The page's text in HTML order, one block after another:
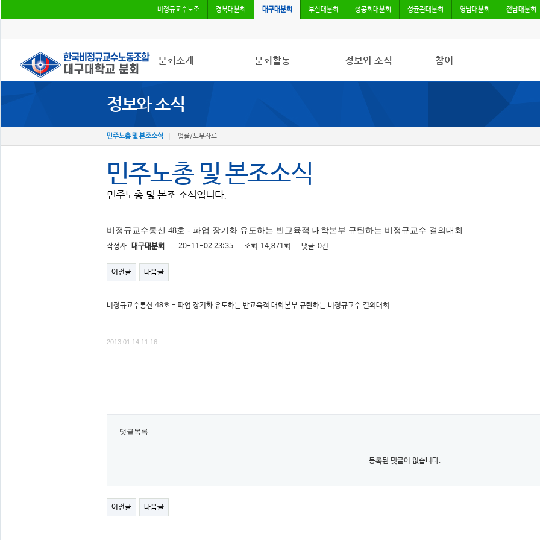
비정규교수노조 경북대분회 대구대분회 부산대분회 성공회대분회 성균관대분회 영남대분회 전남대분회
분회소개
분회소개
회칙
분회활동 정보와 소식 참여
정보와 소식
민주노총 및 본조소식 법률/노무자료
민주노총 및 본조소식
민주노총 및 본조 소식입니다.
비정규교수통신 48호 - 파업 장기화 유도하는 반교육적 대학본부 규탄하는 비정규교수 결의대회
작성자 대구대분회 20-11-02 23:35 조회 14,871회 댓글 0건
이전글 다음글
비정규교수통신 48호 - 파업 장기화 유도하는 반교육적 대학본부 규탄하는 비정규교수 결의대회
2013.01.14 11:16
댓글목록
등록된 댓글이 없습니다.
이전글 다음글